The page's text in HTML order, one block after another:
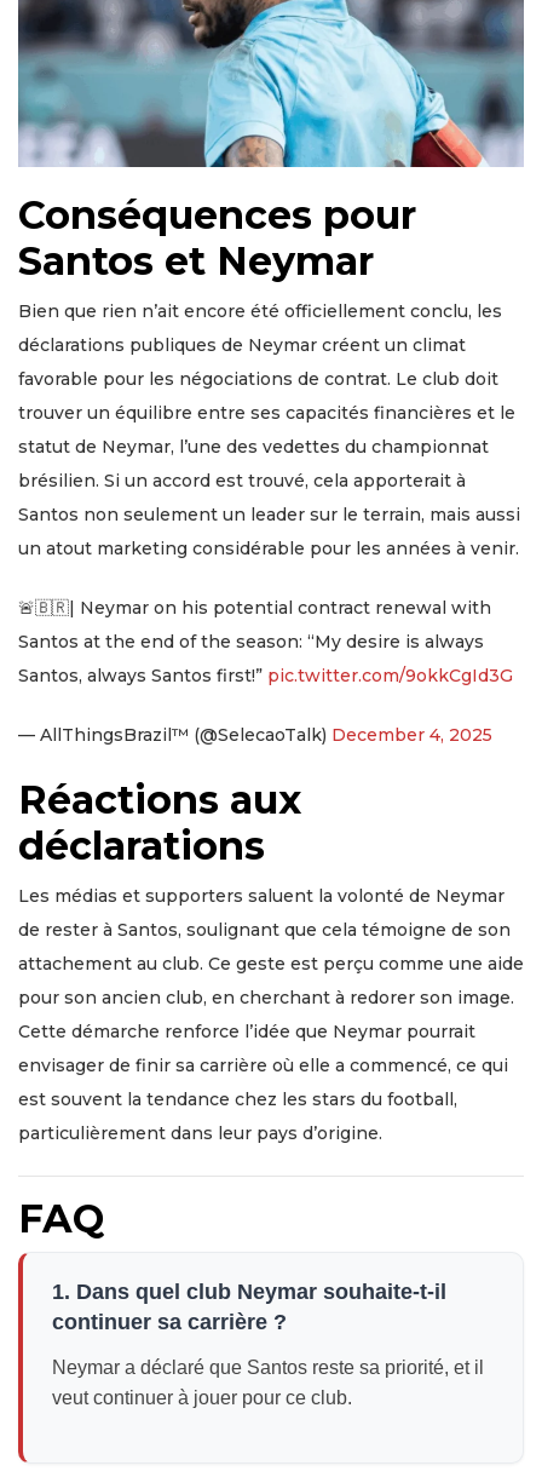
Conséquences pour
Santos et Neymar
Bien que rien n’ait encore été officiellement conclu, les
déclarations publiques de Neymar créent un climat
favorable pour les négociations de contrat. Le club doit
trouver un équilibre entre ses capacités financières et le
statut de Neymar, l’une des vedettes du championnat
brésilien. Si un accord est trouvé, cela apporterait à
Santos non seulement un leader sur le terrain, mais aussi
un atout marketing considérable pour les années à venir.
🚨🇧🇷| Neymar on his potential contract renewal with
Santos at the end of the season: “My desire is always
Santos, always Santos first!” pic.twitter.com/9okkCgId3G
— AllThingsBrazil™ (@SelecaoTalk) December 4, 2025
Réactions aux
déclarations
Les médias et supporters saluent la volonté de Neymar
de rester à Santos, soulignant que cela témoigne de son
attachement au club. Ce geste est perçu comme une aide
pour son ancien club, en cherchant à redorer son image.
Cette démarche renforce l’idée que Neymar pourrait
envisager de finir sa carrière où elle a commencé, ce qui
est souvent la tendance chez les stars du football,
particulièrement dans leur pays d’origine.
FAQ
1. Dans quel club Neymar souhaite-t-il
continuer sa carrière ?
Neymar a déclaré que Santos reste sa priorité, et il
veut continuer à jouer pour ce club.